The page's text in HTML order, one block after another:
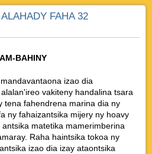
FAHA 32
BAHINY
izao dia
vakiteny handalina tsara
tena fahendrena marina dia ny
ny fahaizantsika mijery ny hoavy
matetika mamerimberina
Raha haintsika tokoa ny
izao dia izay ataontsika